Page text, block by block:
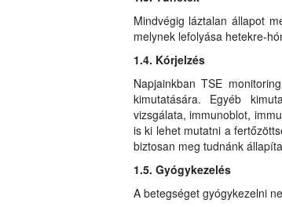
Mindvégig láztalan állapot
melynek lefolyása hetekre-
1.4. Kórjelzés
Napjainkban TSE
kimutatására. Egyéb
vizsgálata, immunoblot,
is ki lehet mutatni a
biztosan meg tudnánk
1.5. Gyógykezelés
A betegséget gyógykezelni